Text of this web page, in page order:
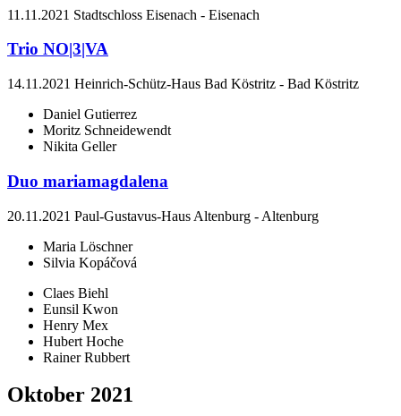
11.11.2021 Stadtschloss Eisenach - Eisenach
Trio NO|3|VA
14.11.2021 Heinrich-Schütz-Haus Bad Köstritz - Bad Köstritz
Daniel Gutierrez
Moritz Schneidewendt
Nikita Geller
Duo mariamagdalena
20.11.2021 Paul-Gustavus-Haus Altenburg - Altenburg
Maria Löschner
Silvia Kopáčová
Claes Biehl
Eunsil Kwon
Henry Mex
Hubert Hoche
Rainer Rubbert
Oktober 2021